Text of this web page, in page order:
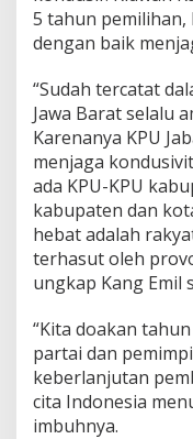
5 tahun pemilihan,
dengan baik
“Sudah tercatat
Jawa Barat selalu
Karenanya KPU
menjaga
ada KPU-KPU
kabupaten dan
hebat adalah
terhasut oleh
ungkap Kang Emil
“Kita doakan
partai dan
keberlanjutan
cita Indonesia
imbuhnya.